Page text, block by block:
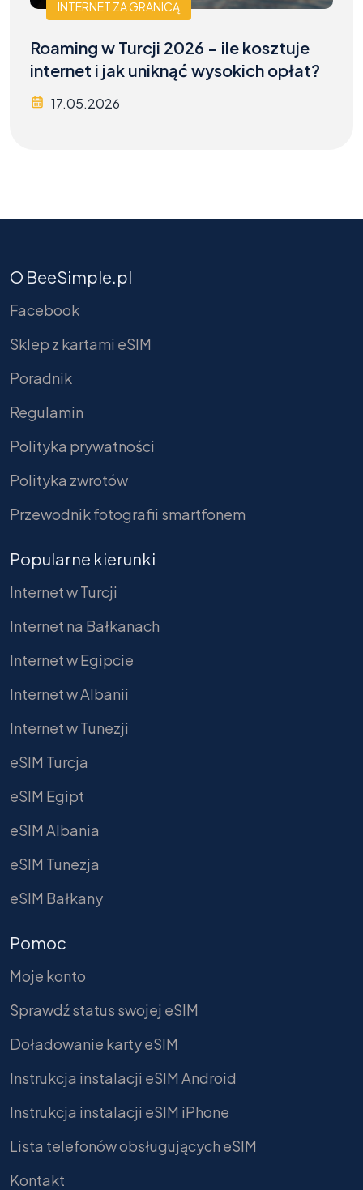
INTERNET ZA GRANICĄ
Roaming w Turcji 2026 – ile kosztuje
internet i jak uniknąć wysokich opłat?
17.05.2026
O BeeSimple.pl
Facebook
Sklep z kartami eSIM
Poradnik
Regulamin
Polityka prywatności
Polityka zwrotów
Przewodnik fotografii smartfonem
Popularne kierunki
Internet w Turcji
Internet na Bałkanach
Internet w Egipcie
Internet w Albanii
Internet w Tunezji
eSIM Turcja
eSIM Egipt
eSIM Albania
eSIM Tunezja
eSIM Bałkany
Pomoc
Moje konto
Sprawdź status swojej eSIM
Doładowanie karty eSIM
Instrukcja instalacji eSIM Android
Instrukcja instalacji eSIM iPhone
Lista telefonów obsługujących eSIM
Kontakt